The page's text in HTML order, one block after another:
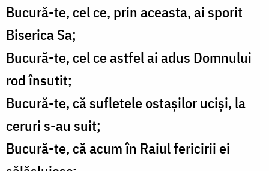
Bucură-te, cel ce, prin aceasta, ai sporit
Biserica Sa;
Bucură-te, cel ce astfel ai adus Domnului
rod însutit;
Bucură-te, că sufletele ostașilor uciși, la
ceruri s-au suit;
Bucură-te, că acum în Raiul fericirii ei